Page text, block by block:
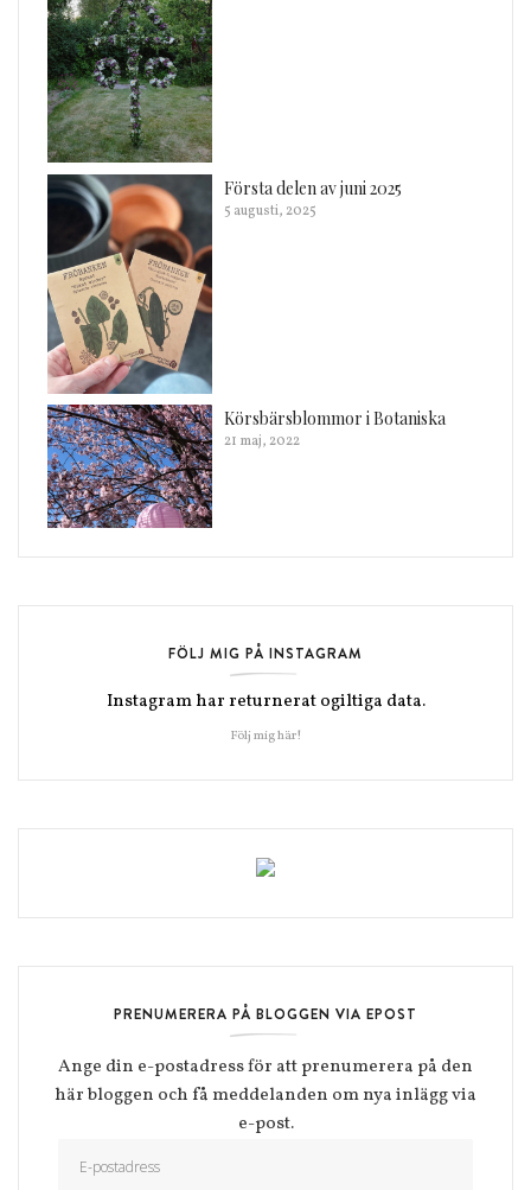
Första delen av juni 2025
5 augusti, 2025
Körsbärsblommor i Botaniska
21 maj, 2022
FÖLJ MIG PÅ INSTAGRAM
Instagram har returnerat ogiltiga data.
Följ mig här!
PRENUMERERA PÅ BLOGGEN VIA EPOST
Ange din e-postadress för att prenumerera på den
här bloggen och få meddelanden om nya inlägg via
e-post.